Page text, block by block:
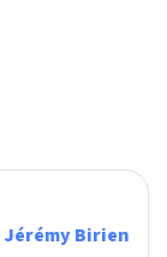
Jérémy Birien